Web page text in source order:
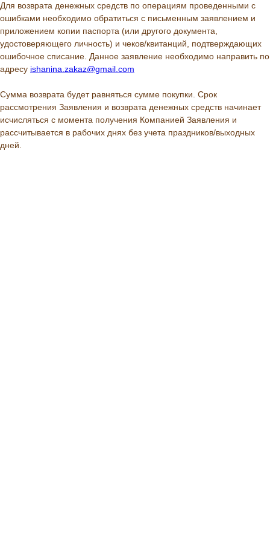
Для возврата денежных средств по операциям проведенными с
ошибками необходимо обратиться с письменным заявлением и
приложением копии паспорта (или другого документа,
удостоверяющего личность) и чеков/квитанций, подтверждающих
ошибочное списание. Данное заявление необходимо направить по
адресу ishanina.zakaz@gmail.com
Сумма возврата будет равняться сумме покупки. Срок
рассмотрения Заявления и возврата денежных средств начинает
исчисляться с момента получения Компанией Заявления и
рассчитывается в рабочих днях без учета праздников/выходных
дней.